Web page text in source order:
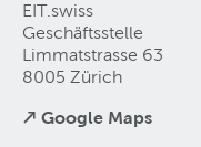
EIT.swiss
Geschäftsstelle
Limmatstrasse 63
8005 Zürich
↗ Google Maps